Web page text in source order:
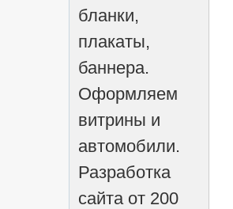
бланки,
плакаты,
баннера.
Оформляем
витрины и
автомобили.
Разработка
сайта от 200